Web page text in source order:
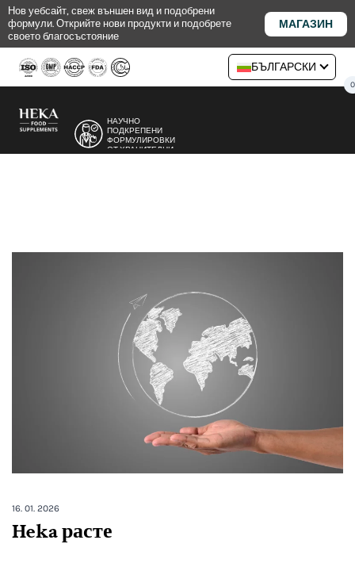
Премини
към
съдържанието
Нов уебсайт, свеж външен вид и подобрени
формули. Открийте нови продукти и подобрете
своето благосъстояние
МАГАЗИН
БЪЛГАРСКИ
НАУЧНО
ПОДКРЕПЕНИ
ФОРМУЛИРОВКИ
ОТ ХРАНИТЕЛНИ
0
16. 01. 2026
Heka расте